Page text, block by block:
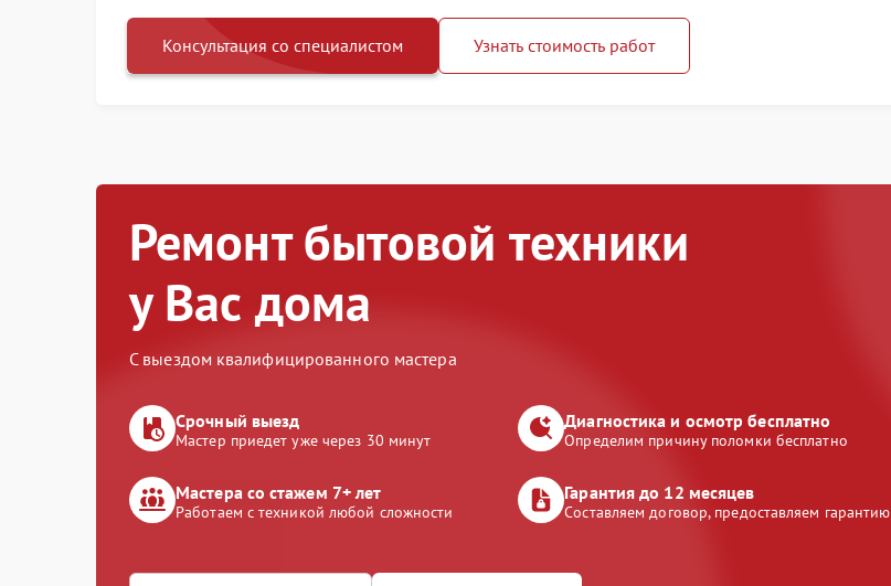
Консультация со специалистом Узнать стоимость работ
Ремонт бытовой техники
у Вас дома
С выездом квалифицированного мастера
Срочный выезд
Мастер приедет уже через 30 минут
Диагностика и осмотр бесплатно
Определим причину поломки бесплатно
Мастера со стажем 7+ лет
Работаем с техникой любой сложности
Гарантия до 12 месяцев
Составляем договор, предоставляем гарантию